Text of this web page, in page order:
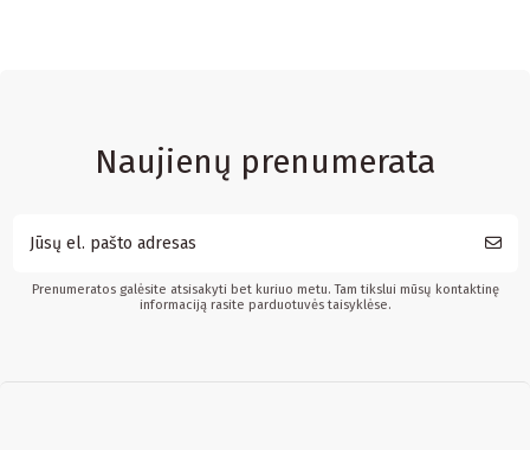
Naujienų prenumerata
Prenumeratos galėsite atsisakyti bet kuriuo metu. Tam tikslui mūsų kontaktinę
informaciją rasite parduotuvės taisyklėse.